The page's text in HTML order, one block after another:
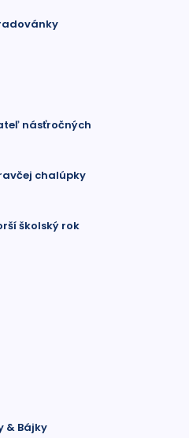
násťročných
chalúpky
školský rok
& Bájky